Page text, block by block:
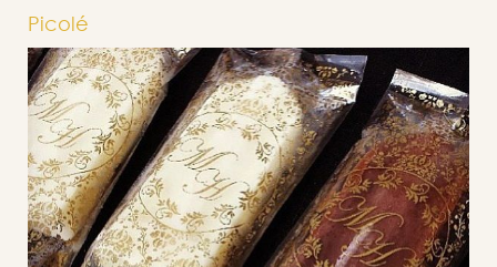
Picolé